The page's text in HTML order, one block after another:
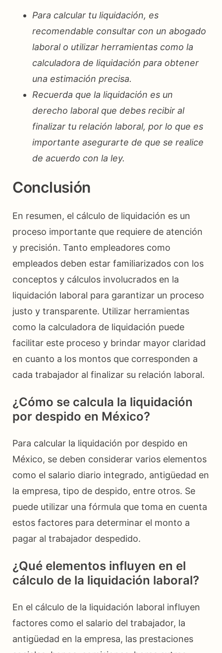
Para calcular tu liquidación, es
recomendable consultar con un abogado
laboral o utilizar herramientas como la
calculadora de liquidación para obtener
una estimación precisa.
Recuerda que la liquidación es un
derecho laboral que debes recibir al
finalizar tu relación laboral, por lo que es
importante asegurarte de que se realice
de acuerdo con la ley.
Conclusión
En resumen, el cálculo de liquidación es un
proceso importante que requiere de atención
y precisión. Tanto empleadores como
empleados deben estar familiarizados con los
conceptos y cálculos involucrados en la
liquidación laboral para garantizar un proceso
justo y transparente. Utilizar herramientas
como la calculadora de liquidación puede
facilitar este proceso y brindar mayor claridad
en cuanto a los montos que corresponden a
cada trabajador al finalizar su relación laboral.
¿Cómo se calcula la liquidación
por despido en México?
Para calcular la liquidación por despido en
México, se deben considerar varios elementos
como el salario diario integrado, antigüedad en
la empresa, tipo de despido, entre otros. Se
puede utilizar una fórmula que toma en cuenta
estos factores para determinar el monto a
pagar al trabajador despedido.
¿Qué elementos influyen en el
cálculo de la liquidación laboral?
En el cálculo de la liquidación laboral influyen
factores como el salario del trabajador, la
antigüedad en la empresa, las prestaciones